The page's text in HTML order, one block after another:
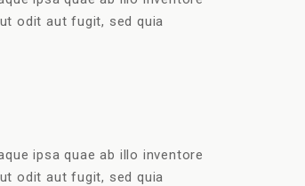
odit aut fugit, sed quia
ipsa quae ab illo inventore
odit aut fugit, sed quia